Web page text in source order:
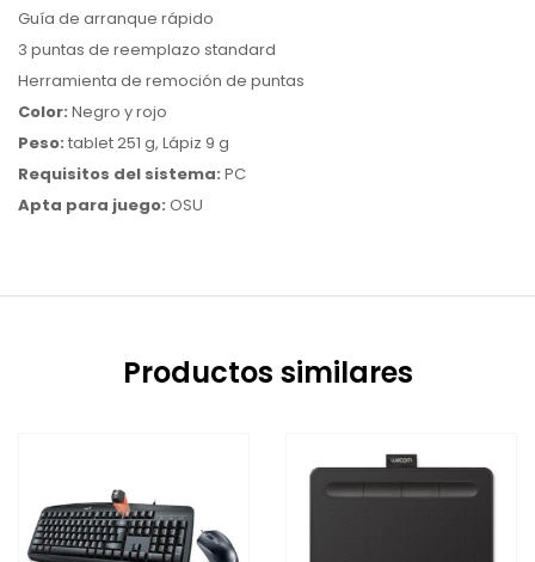
Guía de arranque rápido
3 puntas de reemplazo standard
Herramienta de remoción de puntas
Color: Negro y rojo
Peso: tablet 251 g, Lápiz 9 g
Requisitos del sistema: PC
Apta para juego: OSU
Productos similares